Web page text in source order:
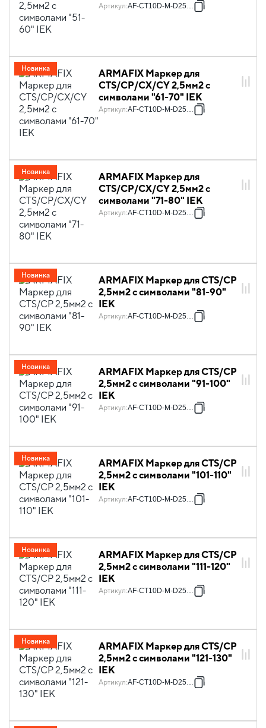
Артикул:AF-CT10D-M-D25-06
ARMAFIX Маркер для
CTS/CP/CX/CY 2,5мм2 с
символами "61-70" IEK
Артикул:AF-CT10D-M-D25-07
Новинка
ARMAFIX Маркер для
CTS/CP/CX/CY 2,5мм2 с
символами "71-80" IEK
Артикул:AF-CT10D-M-D25-08
Новинка
ARMAFIX Маркер для CTS/CP
2,5мм2 с символами "81-90"
IEK
Артикул:AF-CT10D-M-D25-09
Новинка
ARMAFIX Маркер для CTS/CP
2,5мм2 с символами "91-100"
IEK
Артикул:AF-CT10D-M-D25-10
Новинка
ARMAFIX Маркер для CTS/CP
2,5мм2 с символами "101-110"
IEK
Артикул:AF-CT10D-M-D25-11
Новинка
ARMAFIX Маркер для CTS/CP
2,5мм2 с символами "111-120"
IEK
Артикул:AF-CT10D-M-D25-12
Новинка
ARMAFIX Маркер для CTS/CP
2,5мм2 с символами "121-130"
IEK
Артикул:AF-CT10D-M-D25-13
Новинка